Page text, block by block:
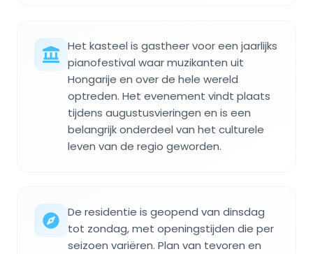
Het kasteel is gastheer voor een jaarlijks
pianofestival waar muzikanten uit
Hongarije en over de hele wereld
optreden. Het evenement vindt plaats
tijdens augustusvieringen en is een
belangrijk onderdeel van het culturele
leven van de regio geworden.
De residentie is geopend van dinsdag
tot zondag, met openingstijden die per
seizoen variëren. Plan van tevoren en